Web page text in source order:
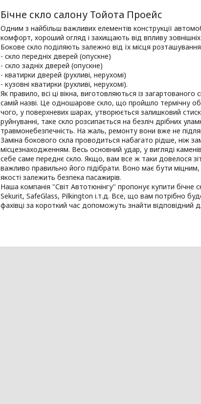
Бічне скло салону Тойота Проейс
Одним з найбільш важливих елементів конструкції
комфорт, хороший огляд і захищають від впливу
Бокове скло поділяють залежно від їх місця
- скло передніх дверей (опускне)
- скло задніх дверей (опускне)
- кватирки дверей (рухливі, нерухомі)
- кузовні кватирки (рухливі, нерухомі).
Як правило, всі ці вікна, виготовляються із
самій назві. Це одношарове скло, що пройшло термічну
чого, у поверхневих шарах, утворюється залишковий
руйнуванні, таке скло розсипається на безліч дрібних
травмонебезпечність. На жаль, ремонту вони вже не
Заміна бокового скла проводиться набагато рідше, ніж
місцезнаходженням. Весь основний удар, у вигляді
себе саме переднє скло. Якщо, вам все ж таки довелося
важливо правильно його підібрати. Воно має бути
якості залежить безпека пасажирів.
Наша компанія "Світ Автотюнінгу" пропонує купити бічне
Sekurit, SafeGlass, Pilkington і.т.д. Все, що вам потрібно
фахівці за короткий час допоможуть знайти відповідний